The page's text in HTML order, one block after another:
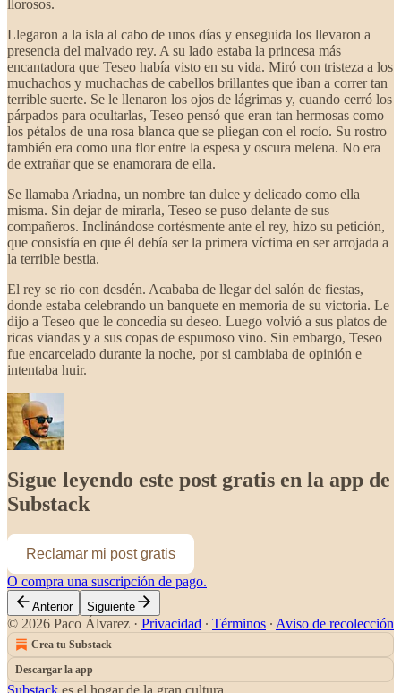
llorosos.
Llegaron a la isla al cabo de unos días y enseguida los llevaron a
presencia del malvado rey. A su lado estaba la princesa más
encantadora que Teseo había visto en su vida. Miró con tristeza a los
muchachos y muchachas de cabellos brillantes que iban a correr tan
terrible suerte. Se le llenaron los ojos de lágrimas y, cuando cerró los
párpados para ocultarlas, Teseo pensó que eran tan hermosas como
los pétalos de una rosa blanca que se pliegan con el rocío. Su rostro
también era como una flor entre la espesa y oscura melena. No era
de extrañar que se enamorara de ella.
Se llamaba Ariadna, un nombre tan dulce y delicado como ella
misma. Sin dejar de mirarla, Teseo se puso delante de sus
compañeros. Inclinándose cortésmente ante el rey, hizo su petición,
que consistía en que él debía ser la primera víctima en ser arrojada a
la terrible bestia.
El rey se rio con desdén. Acababa de llegar del salón de fiestas,
donde estaba celebrando un banquete en memoria de su victoria. Le
dijo a Teseo que le concedía su deseo. Luego volvió a sus platos de
ricas viandas y a sus copas de espumoso vino. Sin embargo, Teseo
fue encarcelado durante la noche, por si cambiaba de opinión e
intentaba huir.
Sigue leyendo este post gratis en la app de
Substack
Reclamar mi post gratis
O compra una suscripción de pago.
Anterior Siguiente
© 2026 Paco Álvarez · Privacidad ∙ Términos ∙ Aviso de recolección
Crea tu Substack
Descargar la app
Substack es el hogar de la gran cultura